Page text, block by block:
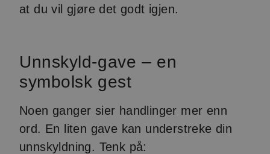
at du vil gjøre det godt igjen.
Unnskyld-gave – en
symbolsk gest
Noen ganger sier handlinger mer enn
ord. En liten gave kan understreke din
unnskyldning. Tenk på: